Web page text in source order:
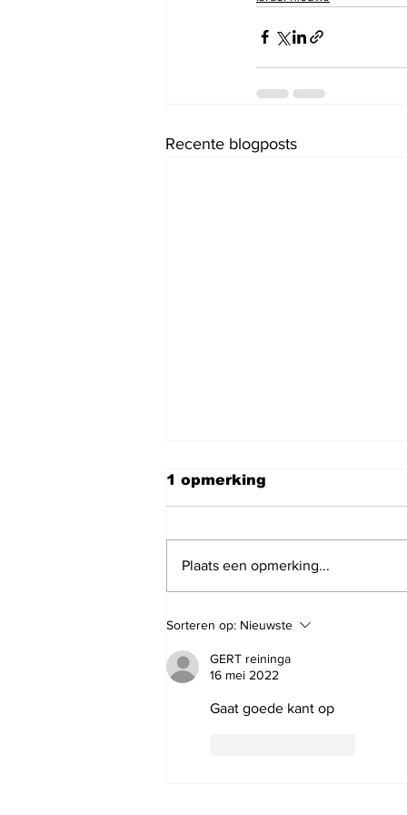
Recente blogposts
Joop is ruim een week
geleden verhuisd en heb
jullie donatie hard nodig
om artikelen aan te
gaan met het brengen
1 opmerking
Plaats een opmerking...
Sorteren op: Nieuwste
GERT reininga
16 mei 2022
Gaat goede kant op